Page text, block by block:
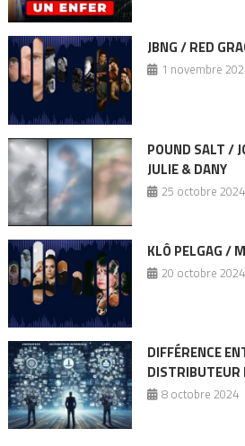
JBNG / RED
1 novembre
POUND SALT /
JULIE & DANY
25 octobre 2024
KLÔ PELGAG /
20 octobre 2024
DIFFÉRENCE
DISTRIBUTEUR
8 octobre 2024